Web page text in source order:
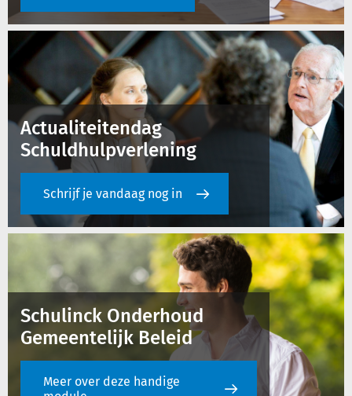
Actualiteitendag
Schuldhulpverlening
Schrijf je vandaag nog in
Schulinck Onderhoud
Gemeentelijk Beleid
Meer over deze handige